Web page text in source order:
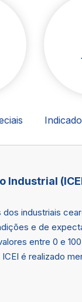
Industrial
industriais
e de
entre 0 e
é realizado